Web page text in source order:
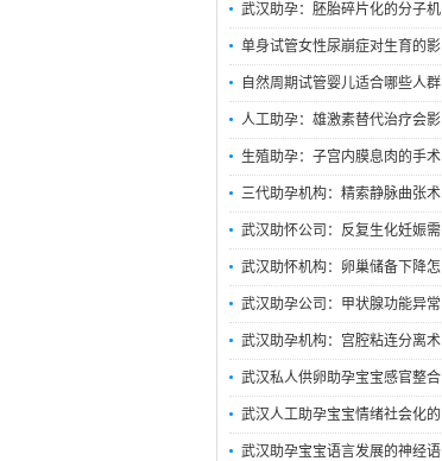
武汉助孕：胚胎碎片化的分子机
单身试管女性尿崩症对生育的影
自然周期试管婴儿适合哪些人群
人工助孕：雄激素替代治疗会影
生殖助孕：子宫内膜息肉的手术
三代助孕机构：精索静脉曲张术
武汉助怀公司：反复生化妊娠需
武汉助怀机构：卵巢储备下降怎
武汉助孕公司：甲状腺功能异常
武汉助孕机构：宫腔粘连分离术
武汉私人供卵助孕宝宝感官整合
武汉人工助孕宝宝情绪社会化的
武汉助孕宝宝语言发展的神经语